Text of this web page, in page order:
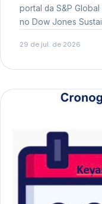
portal da S&P
no Dow Jones
29 de jul. de 2026